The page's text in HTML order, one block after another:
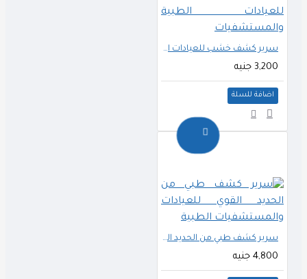
سرير كشف خشب للعيادات الطبية والمستشفيات
3,200 جنيه
اضافة للسلة
سرير كشف طبي من الحديد القوي للعيادات والمستشفيات الطبية
4,800 جنيه